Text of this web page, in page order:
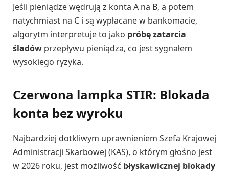
Jeśli pieniądze wędrują z konta A na B, a potem
natychmiast na C i są wypłacane w bankomacie,
algorytm interpretuje to jako próbę zatarcia
śladów przepływu pieniądza, co jest sygnałem
wysokiego ryzyka.
Czerwona lampka STIR: Blokada
konta bez wyroku
Najbardziej dotkliwym uprawnieniem Szefa Krajowej
Administracji Skarbowej (KAS), o którym głośno jest
w 2026 roku, jest możliwość błyskawicznej blokady